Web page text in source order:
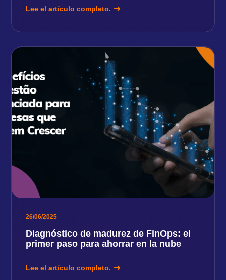
Lee el artículo completo.
26/06/2025
Diagnóstico de madurez de FinOps: el
primer paso para ahorrar en la nube
Lee el artículo completo.